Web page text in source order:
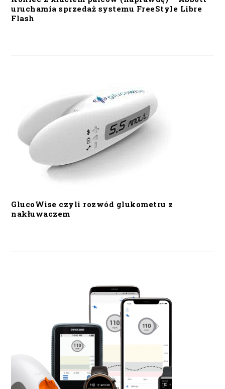
uruchamia sprzedaż systemu FreeStyle Libre
Flash
GlucoWise czyli rozwód glukometru z
nakłuwaczem